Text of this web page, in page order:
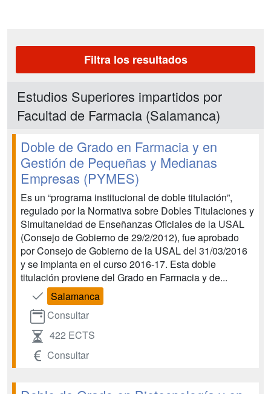
Filtra los resultados
Estudios Superiores impartidos por
Facultad de Farmacia (Salamanca)
Doble de Grado en Farmacia y en
Gestión de Pequeñas y Medianas
Empresas (PYMES)
Es un “programa institucional de doble titulación”,
regulado por la Normativa sobre Dobles Titulaciones y
Simultaneidad de Enseñanzas Oficiales de la USAL
(Consejo de Gobierno de 29/2/2012), fue aprobado
por Consejo de Gobierno de la USAL del 31/03/2016
y se implanta en el curso 2016-17. Esta doble
titulación proviene del Grado en Farmacia y de...
Salamanca
Consultar
422 ECTS
Consultar